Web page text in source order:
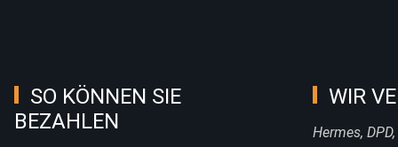
SO KÖNNEN SIE
BEZAHLEN
WIR
Hermes,